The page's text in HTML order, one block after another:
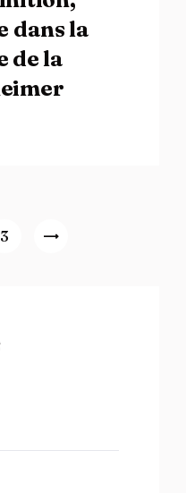
dans la
de la
articles
Page
3
>